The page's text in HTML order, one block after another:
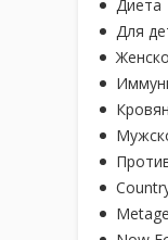
Диета
Для